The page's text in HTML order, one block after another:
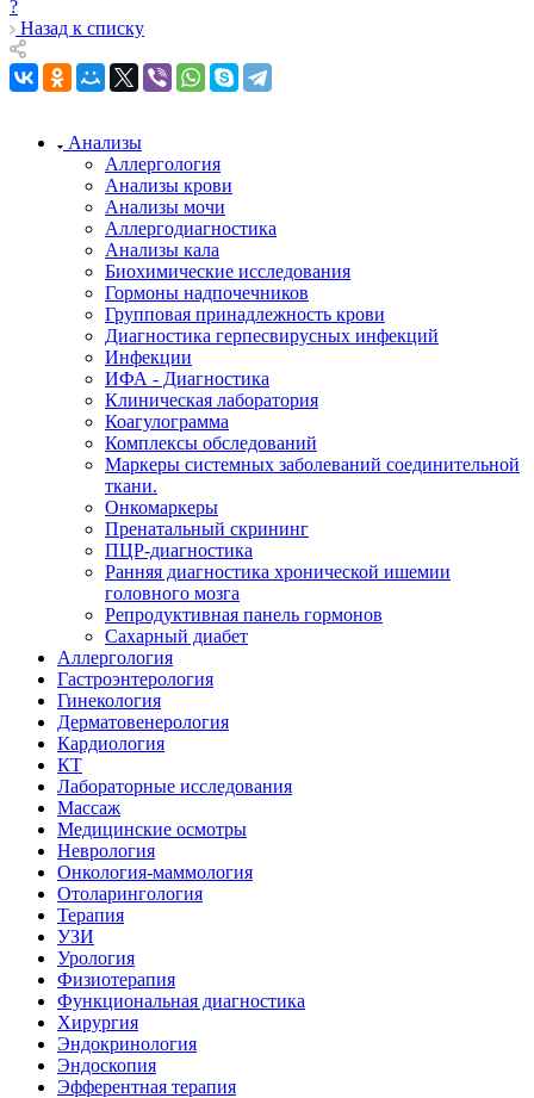
?
Назад к списку
Анализы
Аллергология
Анализы крови
Анализы мочи
Аллергодиагностика
Анализы кала
Биохимические исследования
Гормоны надпочечников
Групповая принадлежность крови
Диагностика герпесвирусных инфекций
Инфекции
ИФА - Диагностика
Клиническая лаборатория
Коагулограмма
Комплексы обследований
Маркеры системных заболеваний соединительной
ткани.
Онкомаркеры
Пренатальный скрининг
ПЦР-диагностика
Ранняя диагностика хронической ишемии
головного мозга
Репродуктивная панель гормонов
Сахарный диабет
Аллергология
Гастроэнтерология
Гинекология
Дерматовенерология
Кардиология
КТ
Лабораторные исследования
Массаж
Медицинские осмотры
Неврология
Онкология-маммология
Отоларингология
Терапия
УЗИ
Урология
Физиотерапия
Функциональная диагностика
Хирургия
Эндокринология
Эндоскопия
Эфферентная терапия